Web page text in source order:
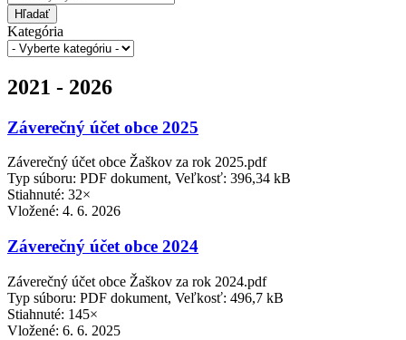
Hľadať
Kategória
2021 - 2026
Záverečný účet obce 2025
Záverečný účet obce Žaškov za rok 2025.pdf
Typ súboru: PDF dokument, Veľkosť: 396,34 kB
Stiahnuté: 32×
Vložené: 4. 6. 2026
Záverečný účet obce 2024
Záverečný účet obce Žaškov za rok 2024.pdf
Typ súboru: PDF dokument, Veľkosť: 496,7 kB
Stiahnuté: 145×
Vložené: 6. 6. 2025